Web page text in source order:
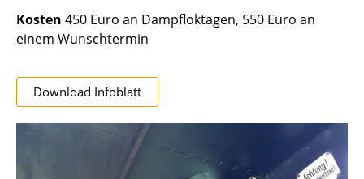
Kosten 450 Euro an Dampfloktagen, 550 Euro an
einem Wunschtermin
Download Infoblatt